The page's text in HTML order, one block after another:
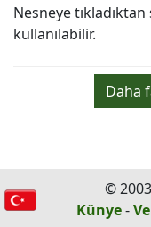
Nesneye
kullanılabilir.
Daha
©
Künye-